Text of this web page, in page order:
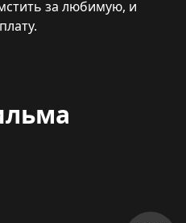
за любимую, и